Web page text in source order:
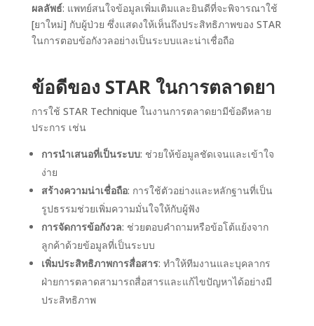
ผลลัพธ์: แพทย์สนใจข้อมูลเพิ่มเติมและยินดีที่จะพิจารณาใช้
[ยาใหม่] กับผู้ป่วย ซึ่งแสดงให้เห็นถึงประสิทธิภาพของ STAR
ในการตอบข้อกังวลอย่างเป็นระบบและน่าเชื่อถือ
ข้อดีของ STAR ในการตลาดยา
การใช้ STAR Technique ในงานการตลาดยามีข้อดีหลาย
ประการ เช่น
การนำเสนอที่เป็นระบบ: ช่วยให้ข้อมูลชัดเจนและเข้าใจ
ง่าย
สร้างความน่าเชื่อถือ: การใช้ตัวอย่างและหลักฐานที่เป็น
รูปธรรมช่วยเพิ่มความมั่นใจให้กับผู้ฟัง
การจัดการข้อกังวล: ช่วยตอบคำถามหรือข้อโต้แย้งจาก
ลูกค้าด้วยข้อมูลที่เป็นระบบ
เพิ่มประสิทธิภาพการสื่อสาร: ทำให้ทีมงานและบุคลากร
ฝ่ายการตลาดสามารถสื่อสารและแก้ไขปัญหาได้อย่างมี
ประสิทธิภาพ